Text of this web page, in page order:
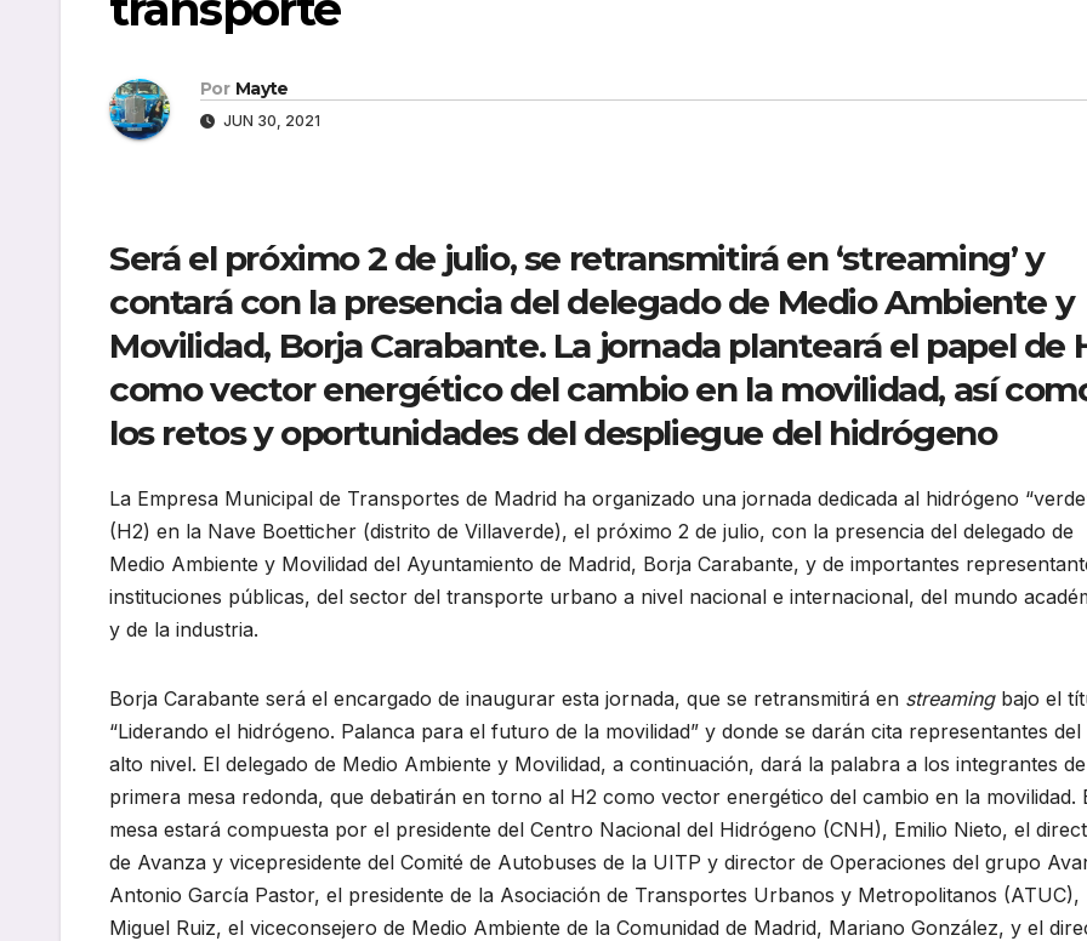
Por Mayte
JUN 30, 2021
Será el próximo 2 de julio, se retransmitirá en ‘streaming’ y
contará con la presencia del delegado de Medio Ambiente y
Movilidad, Borja Carabante. La jornada planteará el papel de
como vector energético del cambio en la movilidad, así
los retos y oportunidades del despliegue del hidrógeno
La Empresa Municipal de Transportes de Madrid ha organizado una jornada dedicada al hidrógeno
(H2) en la Nave Boetticher (distrito de Villaverde), el próximo 2 de julio, con la presencia del delegado de
Medio Ambiente y Movilidad del Ayuntamiento de Madrid, Borja Carabante, y de importantes
instituciones públicas, del sector del transporte urbano a nivel nacional e internacional, del mundo
y de la industria.
Borja Carabante será el encargado de inaugurar esta jornada, que se retransmitirá en streaming bajo el
“Liderando el hidrógeno. Palanca para el futuro de la movilidad” y donde se darán cita representantes del
alto nivel. El delegado de Medio Ambiente y Movilidad, a continuación, dará la palabra a los integrantes
primera mesa redonda, que debatirán en torno al H2 como vector energético del cambio en la movilidad.
mesa estará compuesta por el presidente del Centro Nacional del Hidrógeno (CNH), Emilio Nieto, el
de Avanza y vicepresidente del Comité de Autobuses de la UITP y director de Operaciones del grupo
Antonio García Pastor, el presidente de la Asociación de Transportes Urbanos y Metropolitanos (ATUC),
Miguel Ruiz, el viceconsejero de Medio Ambiente de la Comunidad de Madrid, Mariano González, y el